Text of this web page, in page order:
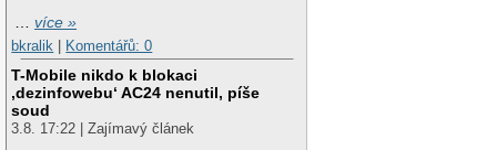
…více »
bkralik
Komentářů: 0
T-Mobile nikdo k blokaci
‚dezinfowebu‘ AC24 nenutil, píše
soud
3.8. 17:22 | Zajímavý článek